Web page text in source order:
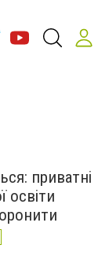
приватні
освіти